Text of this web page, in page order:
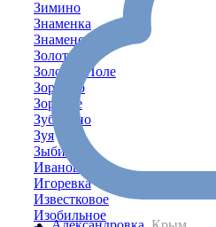
Зимино
Знаменка
Знаменское
Золотое
Золотое Поле
Зоркино
Зоряное
Зубакино
Зуя
Зыбины
Ивановка
Игоревка
Известковое
Изобильное